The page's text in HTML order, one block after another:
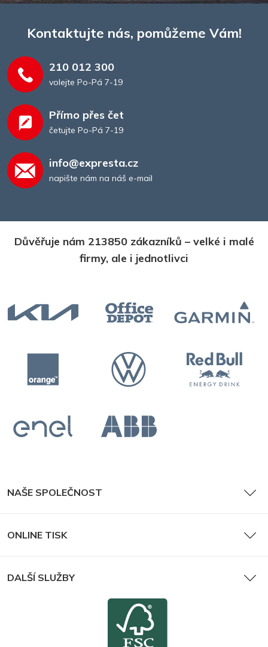
Kontaktujte nás, pomůžeme Vám!
210 012 300
volejte Po-Pá 7-19
Přímo přes čet
četujte Po-Pá 7-19
info@expresta.cz
napište nám na náš e-mail
Důvěřuje nám 213850 zákazníků – velké i malé
firmy, ale i jednotlivci
NAŠE SPOLEČNOST
ONLINE TISK
DALŠÍ SLUŽBY